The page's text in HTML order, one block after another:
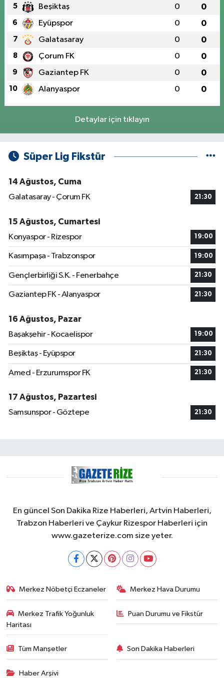
5 Beşiktaş 0 0
6 Eyüpspor 0 0
7 Galatasaray 0 0
8 Çorum FK 0 0
9 Gaziantep FK 0 0
10 Alanyaspor 0 0
Detaylar için tıklayın
Süper Lig Fikstür
14 Ağustos, Cuma
Galatasaray - Çorum FK
21:30
15 Ağustos, Cumartesi
Konyaspor - Rizespor
19:00
Kasımpaşa - Trabzonspor 19:00
Gençlerbirliği S.K. - Fenerbahçe 21:30
Gaziantep FK - Alanyaspor 21:30
16 Ağustos, Pazar
Başakşehir - Kocaelispor
19:00
Beşiktaş - Eyüpspor 21:30
Amed - Erzurumspor FK 21:30
17 Ağustos, Pazartesi
Samsunspor - Göztepe
21:30
En güncel Son Dakika Rize Haberleri, Artvin Haberleri,
Trabzon Haberleri ve Çaykur Rizespor Haberleri için
www.gazeterize.com size yeter.
Merkez Nöbetçi Eczaneler Merkez Hava Durumu
Merkez Trafik Yoğunluk
Haritası
Puan Durumu ve Fikstür
Tüm Manşetler Son Dakika Haberleri
Haber Arşivi